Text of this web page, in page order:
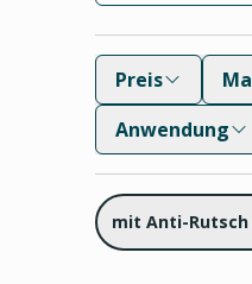
Preis
Anwendung
mit Anti-